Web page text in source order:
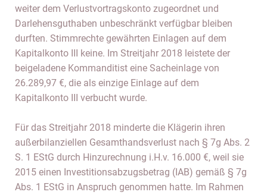
weiter dem Verlustvortragskonto zugeordnet und
Darlehensguthaben unbeschränkt verfügbar bleiben
durften. Stimmrechte gewährten Einlagen auf dem
Kapitalkonto III keine. Im Streitjahr 2018 leistete der
beigeladene Kommanditist eine Sacheinlage von
26.289,97 €, die als einzige Einlage auf dem
Kapitalkonto III verbucht wurde.
Für das Streitjahr 2018 minderte die Klägerin ihren
außerbilanziellen Gesamthandsverlust nach § 7g Abs. 2
S. 1 EStG durch Hinzurechnung i.H.v. 16.000 €, weil sie
2015 einen Investitionsabzugsbetrag (IAB) gemäß § 7g
Abs. 1 EStG in Anspruch genommen hatte. Im Rahmen